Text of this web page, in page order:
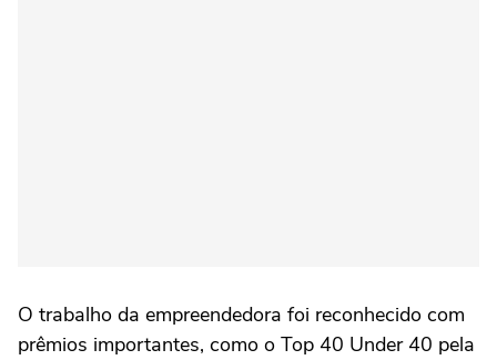
O trabalho da empreendedora foi reconhecido com
prêmios importantes, como o Top 40 Under 40 pela